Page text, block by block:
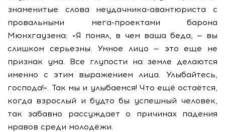
знаменитые слова неудачника-авантюриста с
провальными мега-проектами барона
Мюнхгаузена: «Я понял, в чем ваша беда, — вы
слишком серьезны. Умное лицо — это еще не
признак ума. Все глупости на земле делаются
именно с этим выражением лица. Улыбайтесь,
господа!». Так мы и улыбаемся! Что ещё остаётся,
когда взрослый и будто бы успешный человек,
так забавно рассуждает о причинах падения
нравов среди молодёжи.